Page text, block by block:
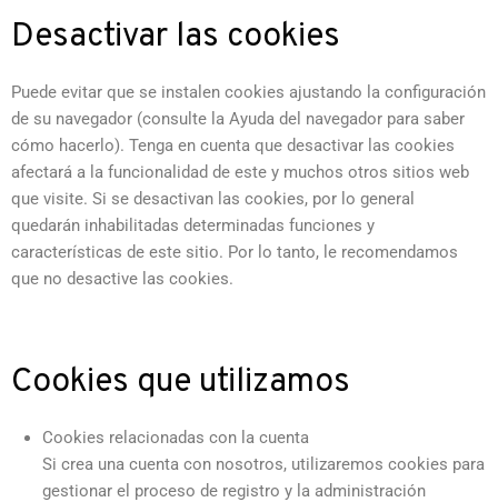
Desactivar las cookies
Puede evitar que se instalen cookies ajustando la configuración
de su navegador (consulte la Ayuda del navegador para saber
cómo hacerlo). Tenga en cuenta que desactivar las cookies
afectará a la funcionalidad de este y muchos otros sitios web
que visite. Si se desactivan las cookies, por lo general
quedarán inhabilitadas determinadas funciones y
características de este sitio. Por lo tanto, le recomendamos
que no desactive las cookies.
Cookies que utilizamos
Cookies relacionadas con la cuenta
Si crea una cuenta con nosotros, utilizaremos cookies para
gestionar el proceso de registro y la administración